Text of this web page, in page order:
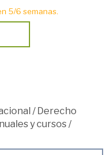
5/6 semanas.
/Derecho
y cursos /